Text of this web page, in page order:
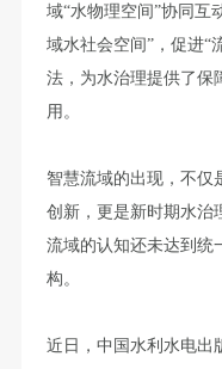
域“水物理空间”协同互
域水社会空间”，促进“
法，为水治理提供了保
用。
智慧流域的出现，不仅
创新，更是新时期水治
流域的认知还未达到统
构。
近日，中国水利水电出